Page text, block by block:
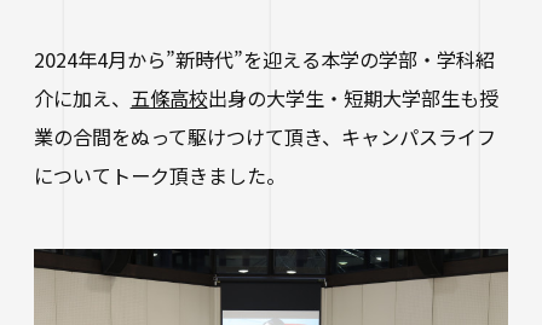
四天王寺大学の取り組み
学校法人四天王寺学園 中長期計画
大学へのご寄付について
人文社会学部（2023年度以前入学生）
社会学部人間福祉学科（2026年度以前入学
経営学部（2026年度以前入学生）
学生支援
クラブ・サークル紹介
クラス担任制
障害学生支援
あべのハルカスサテライトキャンパス
キャリア教育
免許・資格
数理・データサイエンス・AI教育プログラム
高等教育推進センター
仏教文化研究所
研究
グローバル教育センター（ランゲージプラザi
-Talk）
留学体験VOICE
キャンパスで国際交流
学校法人四天王寺学園
四天王寺東高等学校／中学校
四天王寺小学校
受験生の方
在学生の方
保護者の方
企業・一般の方
ご寄付をお考えの方へ
2024年4月から”新時代”を迎える本学の学部・学科紹
介に加え、 五條高校出身の大学生・短期大学部生も授
業の合間をぬって駆けつけて頂き、キャンパスライフ
についてトーク頂きました。